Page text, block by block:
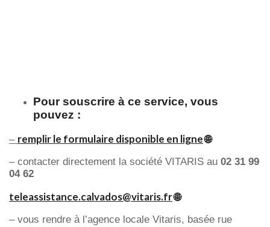
Pour souscrire à ce service, vous
pouvez :
– remplir le formulaire disponible en ligne🌐
– contacter directement la société VITARIS au 02 31 99
04 62
teleassistance.calvados@vitaris.fr🌐
– vous rendre à l’agence locale Vitaris, basée rue